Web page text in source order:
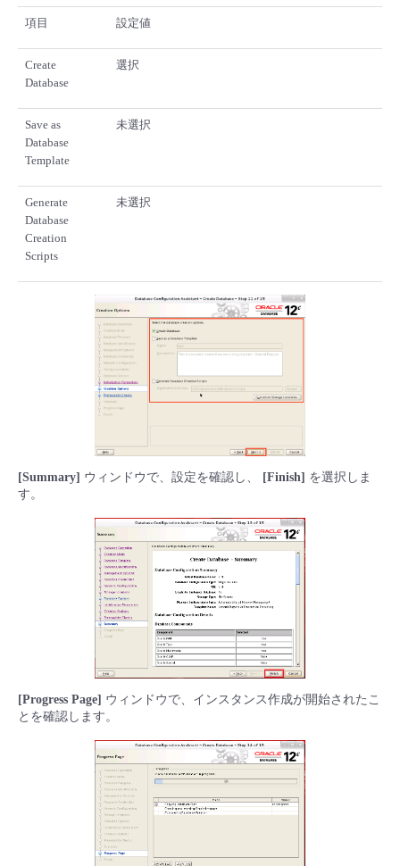
項目 設定値
Create
Database
選択
Save as
Database
Template
未選択
Generate
Database
Creation
Scripts
未選択
[Summary] ウィンドウで、設定を確認し、 [Finish] を選択しま
す。
[Progress Page] ウィンドウで、インスタンス作成が開始されたこ
とを確認します。